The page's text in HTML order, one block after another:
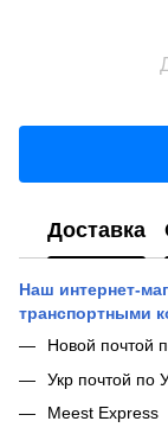
Доставка
Наш интернет-
транспортными
Новой почтой
Укр почтой по
Meest Express